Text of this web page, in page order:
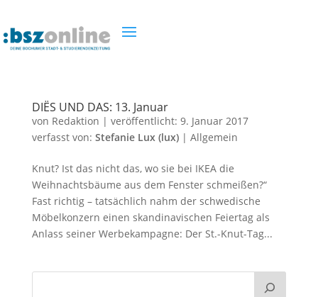
DIËS UND DAS: 13. Januar
von Redaktion | veröffentlicht: 9. Januar 2017
verfasst von: Stefanie Lux (lux)| Allgemein
Knut? Ist das nicht das, wo sie bei IKEA die
Weihnachtsbäume aus dem Fenster schmeißen?“
Fast richtig – tatsächlich nahm der schwedische
Möbelkonzern einen skandinavischen Feiertag als
Anlass seiner Werbekampagne: Der St.-Knut-Tag...